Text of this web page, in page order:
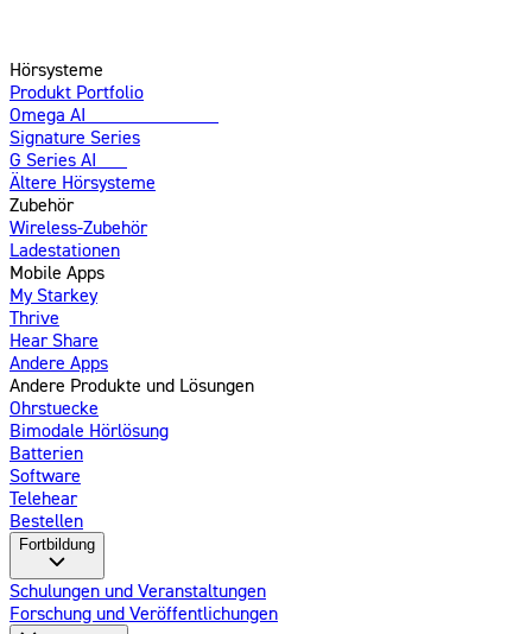
Hörsysteme
Produkt Portfolio
Omega AI
Signature Series
G Series AI
Ältere Hörsysteme
Zubehör
Wireless-Zubehör
Ladestationen
Mobile Apps
My Starkey
Thrive
Hear Share
Andere Apps
Andere Produkte und Lösungen
Ohrstuecke
Bimodale Hörlösung
Batterien
Software
Telehear
Bestellen
Fortbildung
Schulungen und Veranstaltungen
Forschung und Veröffentlichungen